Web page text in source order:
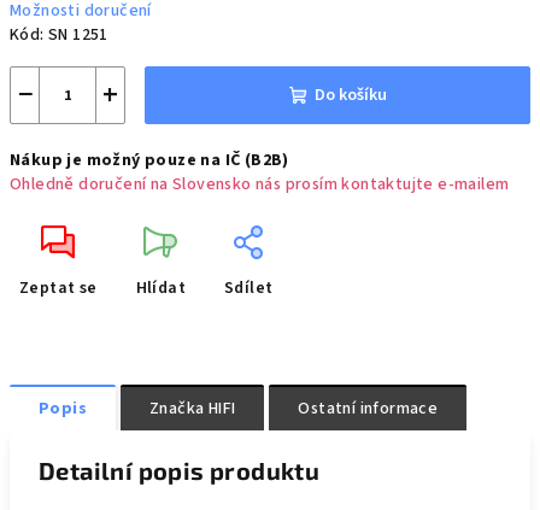
Možnosti doručení
Kód: SN 1251
+
− Do košíku
Nákup je možný pouze na IČ (B2B)
Ohledně doručení na Slovensko nás prosím kontaktujte e-mailem
Zeptat se Hlídat Sdílet
Popis Značka HIFI Ostatní informace
Detailní popis produktu